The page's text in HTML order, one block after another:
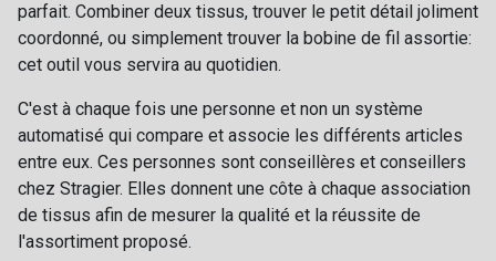
20 - Ivoire Stragier
0046 - Buff
0266 - Sienna 0072 - Chocolate
0194 - Nettle 0093 - Delphinium
0147 - Ink
parfait. Combiner deux tissus, trouver le petit détail joliment
coordonné, ou simplement trouver la bobine de fil assortie:
cet outil vous servira au quotidien.
C'est à chaque fois une personne et non un système
automatisé qui compare et associe les différents articles
entre eux. Ces personnes sont conseillères et conseillers
chez Stragier. Elles donnent une côte à chaque association
de tissus afin de mesurer la qualité et la réussite de
l'assortiment proposé.
Cadeau : 10% offerts sur votre
commande !
Vous aimez les beaux tissus ?
Recevez chaque semaine un clin d’œil rempli de
nouveautés, d’inspirations et de promotions.
Je m'abonne à la newsletter